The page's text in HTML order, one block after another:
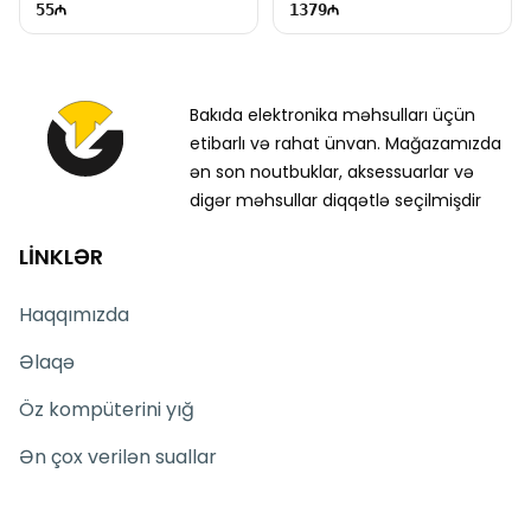
55 1379
Bakıda elektronika məhsulları üçün
etibarlı və rahat ünvan. Mağazamızda
ən son noutbuklar, aksessuarlar və
digər məhsullar diqqətlə seçilmişdir
LİNKLƏR
Haqqımızda
Əlaqə
Öz kompüterini yığ
Ən çox verilən suallar